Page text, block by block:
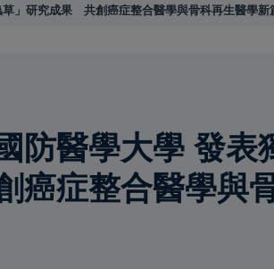
」研究成果 共創癌症整合醫學與骨科再生醫學新
防醫學大學 發表
癌症整合醫學與